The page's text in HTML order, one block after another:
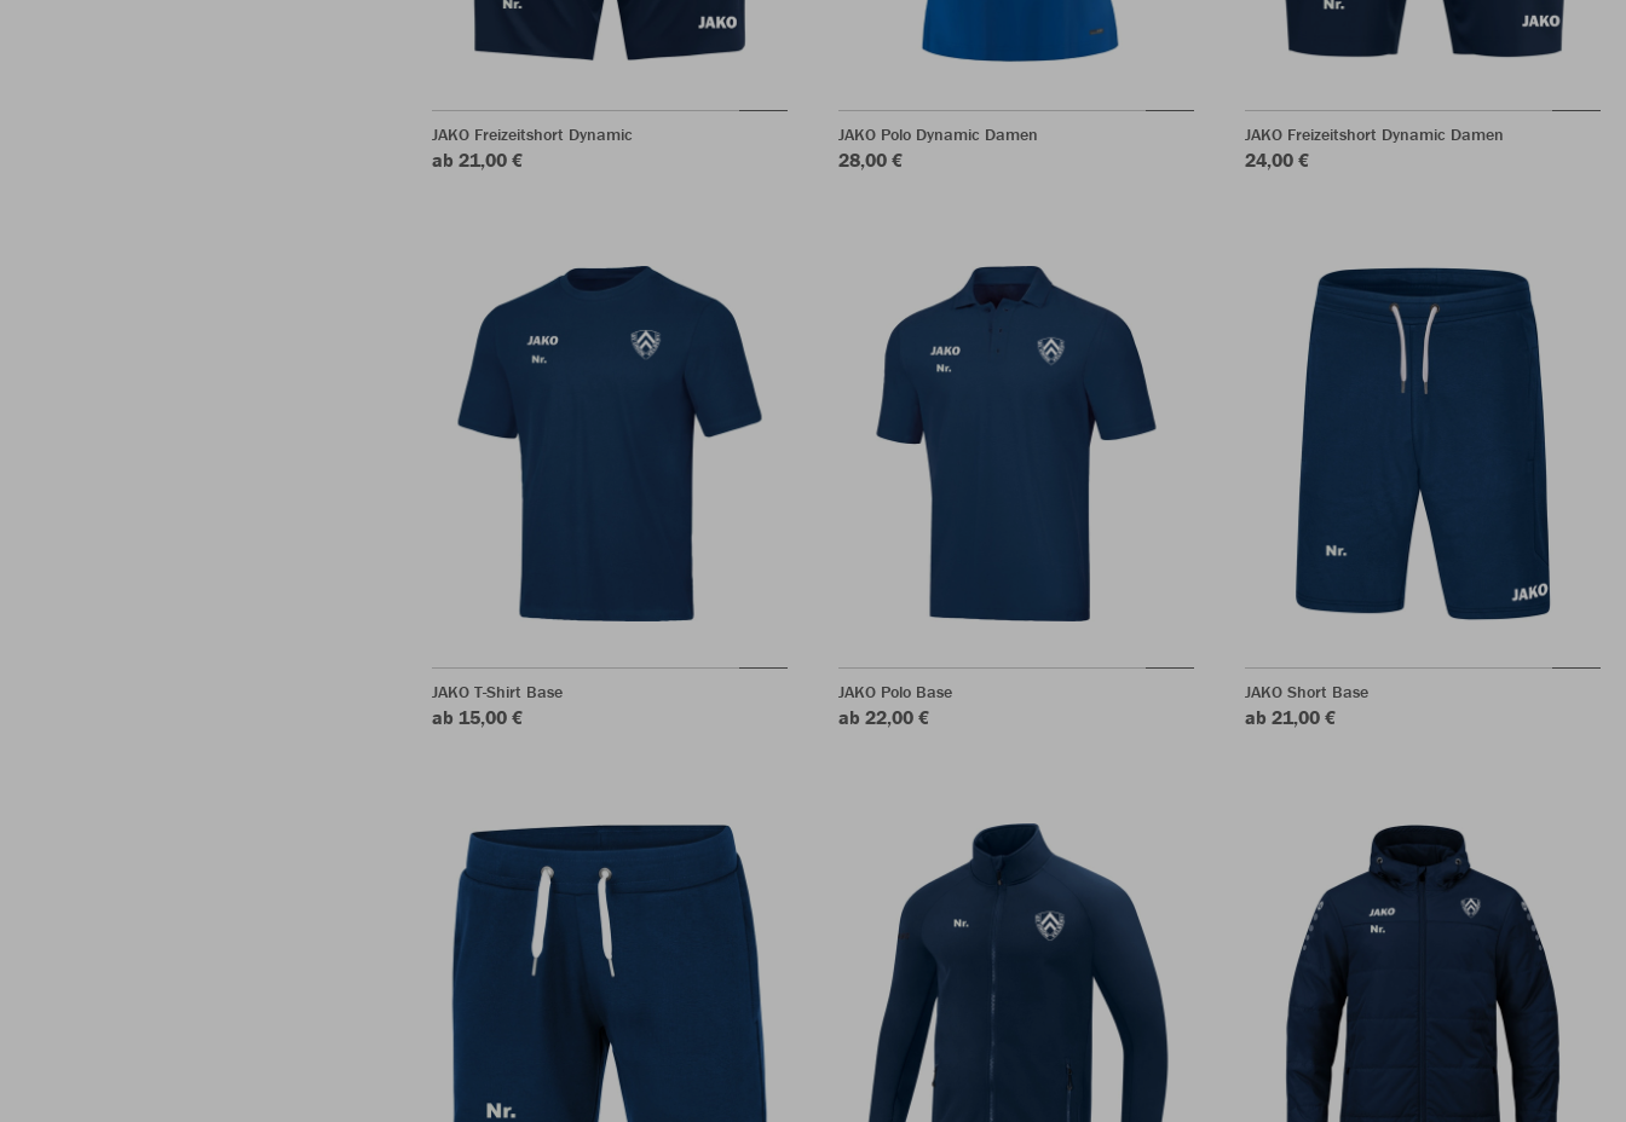
JAKO Freizeitshort Dynamic
ab 21,00 €
JAKO Polo Dynamic Damen
28,00 €
JAKO Freizeitshort Dynamic Damen
24,00 €
JAKO T-Shirt Base
ab 15,00 €
JAKO Polo Base
ab 22,00 €
JAKO Short Base
ab 21,00 €